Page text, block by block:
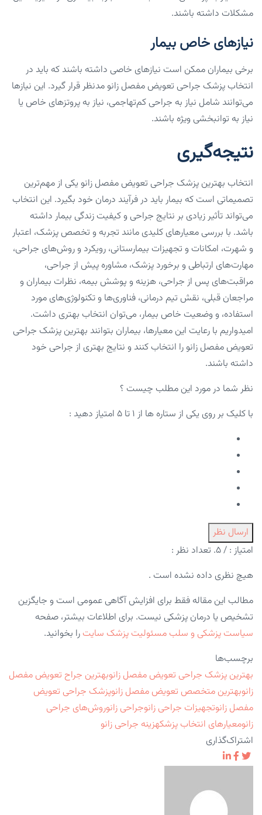
مشکلات داشته باشند.
نیازهای خاص بیمار
برخی بیماران ممکن است نیازهای خاصی داشته باشند که باید در
انتخاب پزشک جراحی تعویض مفصل زانو مدنظر قرار گیرد. این نیازها
می‌توانند شامل نیاز به جراحی کم‌تهاجمی، نیاز به پروتزهای خاص یا
نیاز به توانبخشی ویژه باشند.
نتیجه‌گیری
انتخاب بهترین پزشک جراحی تعویض مفصل زانو یکی از مهم‌ترین
تصمیماتی است که بیمار باید در فرآیند درمان خود بگیرد. این انتخاب
می‌تواند تأثیر زیادی بر نتایج جراحی و کیفیت زندگی بیمار داشته
باشد. با بررسی معیارهای کلیدی مانند تجربه و تخصص پزشک، اعتبار
و شهرت، امکانات و تجهیزات بیمارستانی، رویکرد و روش‌های جراحی،
مهارت‌های ارتباطی و برخورد پزشک، مشاوره پیش از جراحی،
مراقبت‌های پس از جراحی، هزینه و پوشش بیمه، نظرات بیماران و
مراجعان قبلی، نقش تیم درمانی، فناوری‌ها و تکنولوژی‌های مورد
استفاده، و وضعیت خاص بیمار، می‌توان انتخاب بهتری داشت.
امیدواریم با رعایت این معیارها، بیماران بتوانند بهترین پزشک جراحی
تعویض مفصل زانو را انتخاب کنند و نتایج بهتری از جراحی خود
داشته باشند.
نظر شما در مورد این مطلب چیست ؟
با کلیک بر روی یکی از ستاره ها از ۱ تا ۵ امتیاز دهید :
ارسال نظر
امتیاز : / ۵. تعداد نظر :
هیچ نظری داده نشده است .
مطالب این مقاله فقط برای افزایش آگاهی عمومی است و جایگزین
تشخیص یا درمان پزشکی نیست. برای اطلاعات بیشتر، صفحه
سیاست پزشکی و سلب مسئولیت پزشک سایت را بخوانید.
برچسب‌ها
بهترین پزشک جراحی تعویض مفصل زانوبهترین جراح تعویض مفصل
زانوبهترین متخصص تعویض مفصل زانوپزشک جراحی تعویض
مفصل زانوتجهیزات جراحی زانوجراحی زانوروش‌های جراحی
زانومعیارهای انتخاب پزشکهزینه جراحی زانو
اشتراک‌گذاری